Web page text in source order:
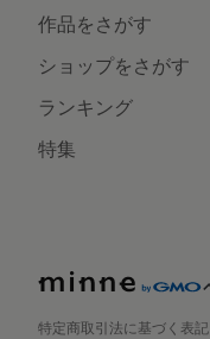
作品をさがす
ショップをさがす
ランキング
特集
特定商取引法に基づく表記